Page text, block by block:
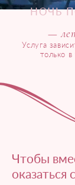
НОЧЬ
—
Услуга
только в
Чтобы
оказаться